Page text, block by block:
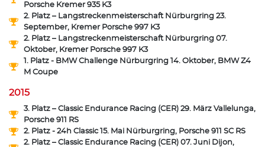
Porsche Kremer 935 K3
2. Platz – Langstreckenmeisterschaft Nürburgring 23.
September, Kremer Porsche 997 K3
2. Platz – Langstreckenmeisterschaft Nürburgring 07.
Oktober, Kremer Porsche 997 K3
1. Platz - BMW Challenge Nürburgring 14. Oktober, BMW Z4
M Coupe
2015
3. Platz – Classic Endurance Racing (CER) 29. März Vallelunga,
Porsche 911 RS
2. Platz - 24h Classic 15. Mai Nürburgring, Porsche 911 SC RS
2. Platz – Classic Endurance Racing (CER) 07. Juni Dijon,